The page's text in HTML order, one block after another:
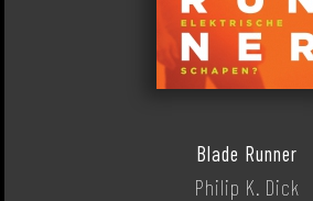
Blade Runner
Philip K. Dick